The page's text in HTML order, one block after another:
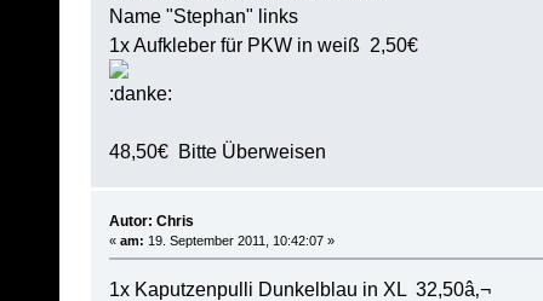
Name "Stephan" links
1x Aufkleber für PKW in weiß 2,50€
48,50€ Bitte Überweisen
Autor: Chris
« am: 19. September 2011, 10:42:07 »
1x Kaputzenpulli Dunkelblau in XL 32,50â‚¬